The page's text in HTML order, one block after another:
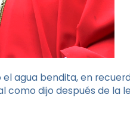
agua bendita, en
como dijo después de la